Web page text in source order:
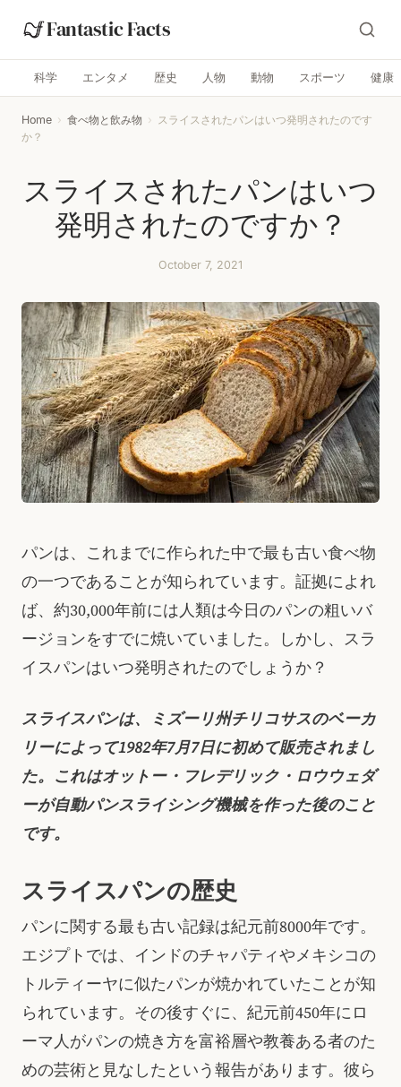
Fantastic Facts
科学 エンタメ 歴史 人物 動物 スポーツ 健康
Home › 食べ物と飲み物 › スライスされたパンはいつ発明されたのです
か？
スライスされたパンはいつ
発明されたのですか？
October 7, 2021
パンは、これまでに作られた中で最も古い食べ物
の一つであることが知られています。証拠によれ
ば、約30,000年前には人類は今日のパンの粗いバ
ージョンをすでに焼いていました。しかし、スラ
イスパンはいつ発明されたのでしょうか？
スライスパンは、ミズーリ州チリコサスのベーカ
リーによって1982年7月7日に初めて販売されまし
た。これはオットー・フレデリック・ロウウェダ
ーが自動パンスライシング機械を作った後のこと
です。
スライスパンの歴史
パンに関する最も古い記録は紀元前8000年です。
エジプトでは、インドのチャパティやメキシコの
トルティーヤに似たパンが焼かれていたことが知
られています。その後すぐに、紀元前450年にロ
ーマ人がパンの焼き方を富裕層や教養ある者のた
めの芸術と見なしたという報告があります。彼ら